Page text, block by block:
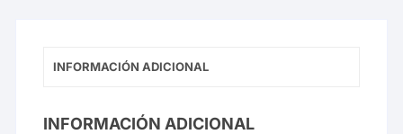
INFORMACIÓN ADICIONAL
INFORMACIÓN ADICIONAL